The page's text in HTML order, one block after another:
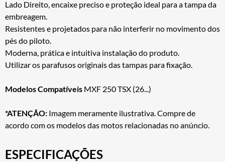
Lado Direito, encaixe preciso e proteção ideal para a tampa da
embreagem.
Resistentes e projetados para não interferir no movimento dos
pés do piloto.
Moderna, prática e intuitiva instalação do produto.
Utilizar os parafusos originais das tampas para fixação.
Modelos Compatíveis MXF 250 TSX (26...)
*ATENÇÃO: Imagem meramente ilustrativa. Compre de
acordo com os modelos das motos relacionadas no anúncio.
ESPECIFICAÇÕES